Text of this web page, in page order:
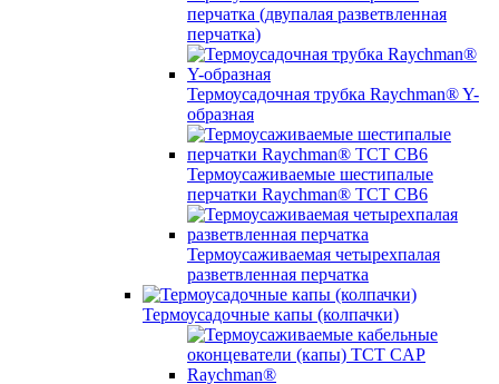
перчатка (двупалая разветвленная
перчатка)
Термоусадочная трубка Raychman® Y-
образная
Термоусаживаемые шестипалые
перчатки Raychman® ТСТ СВ6
Термоусаживаемая четырехпалая
разветвленная перчатка
Термоусадочные капы (колпачки)